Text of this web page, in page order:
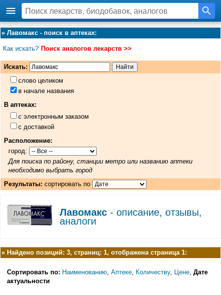
» Лавомакс - поиск в аптеках:
Как искать? Поиск аналогов лекарств >>
Искать:
слово целиком
в начале названия
В аптеках:
с электронным заказом
с доставкой
Расположение:
город:
Для поиска по району, станции метро или названию аптеки
необходимо выбрать город
Результаты: сортировать по
Лавомакс- описание, отзывы,
аналоги
» Найдено позиций: 3, страниц: 1, отображена страница 1:
Сортировать по: Наименованию Аптеке Количеству, Цене Дате
актуальности